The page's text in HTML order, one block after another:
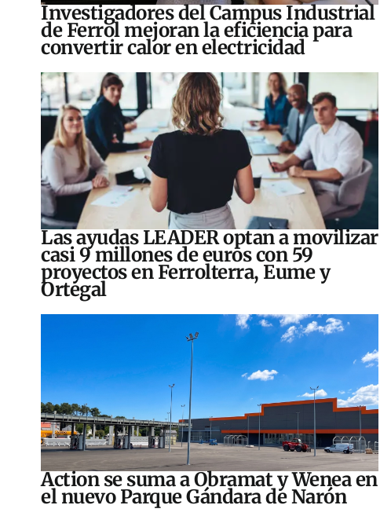
Investigadores del Campus Industrial
de Ferrol mejoran la eficiencia para
convertir calor en electricidad
Las ayudas LEADER optan a movilizar
casi 9 millones de euros con 59
proyectos en Ferrolterra, Eume y
Ortegal
Action se suma a Obramat y Wenea en
el nuevo Parque Gándara de Narón